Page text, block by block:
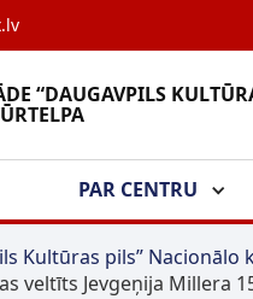
“DAUGAVPILS
PAR CENTRU
Kultūras pils”
veltīts Jevgeņija Millera